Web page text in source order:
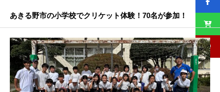
あきる野市の小学校でクリケット体験！70名が参加！